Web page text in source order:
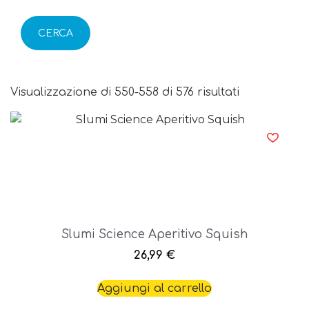
CERCA
Visualizzazione di 550-558 di 576 risultati
Slumi Science Aperitivo Squish
26,99 €
Aggiungi al carrello